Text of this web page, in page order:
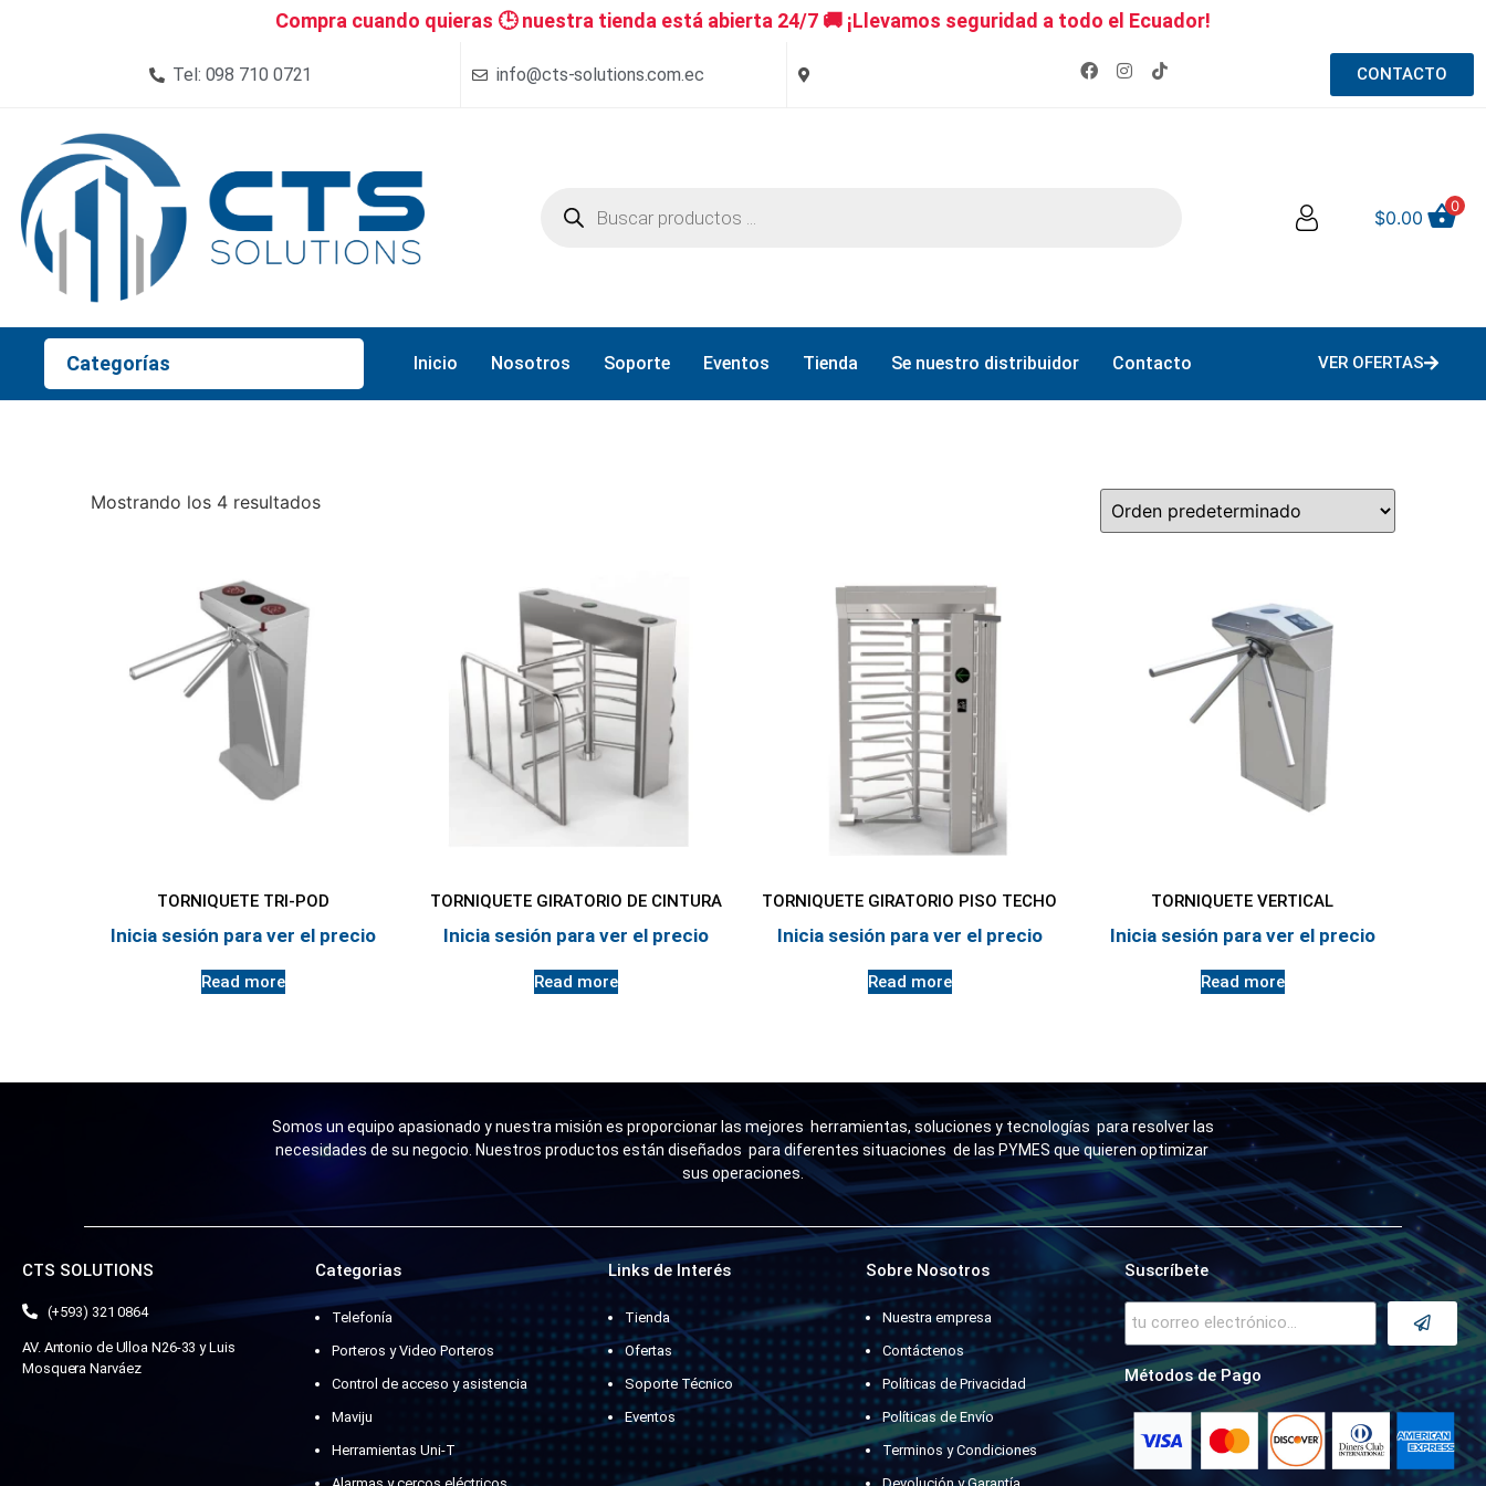
Compra cuando quieras 🕒 nuestra tienda está abierta 24/7 🚚 ¡Llevamos seguridad a todo el Ecuador!
Tel: 098 710 0721 info@cts-solutions.com.ec CONTACTO
$0.00
0
Categorías Inicio Nosotros Soporte Eventos Tienda Se nuestro distribuidor Contacto VER OFERTAS
Mostrando los 4 resultados
TORNIQUETE TRI-POD
Inicia sesión para ver el precio
Read more
TORNIQUETE GIRATORIO DE CINTURA
Inicia sesión para ver el precio
Read more
TORNIQUETE GIRATORIO PISO TECHO
Inicia sesión para ver el precio
Read more
TORNIQUETE VERTICAL
Inicia sesión para ver el precio
Read more
Somos un equipo apasionado y nuestra misión es proporcionar las mejores herramientas, soluciones y tecnologías para resolver las
necesidades de su negocio. Nuestros productos están diseñados para diferentes situaciones de las PYMES que quieren optimizar
sus operaciones.
CTS SOLUTIONS
(+593) 321 0864
AV. Antonio de Ulloa N26-33 y Luis
Mosquera Narváez
Categorias
Telefonía
Porteros y Video Porteros
Control de acceso y asistencia
Maviju
Herramientas Uni-T
Links de Interés
Tienda
Ofertas
Soporte Técnico
Eventos
Sobre Nosotros
Nuestra empresa
Contáctenos
Políticas de Privacidad
Políticas de Envío
Terminos y Condiciones
Suscríbete
Métodos de Pago